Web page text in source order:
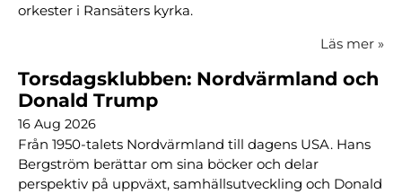
orkester i Ransäters kyrka.
Läs mer »
Torsdagsklubben: Nordvärmland och
Donald Trump
16 Aug 2026
Från 1950-talets Nordvärmland till dagens USA. Hans
Bergström berättar om sina böcker och delar
perspektiv på uppväxt, samhällsutveckling och Donald